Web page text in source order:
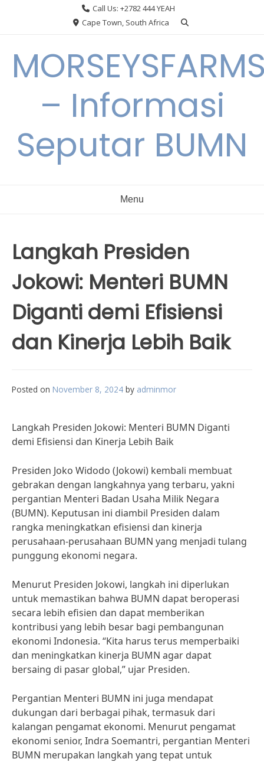
Call Us: +2782 444 YEAH
Cape Town, South Africa
– Informasi
Seputar BUMN
Menu
Langkah Presiden
Jokowi: Menteri BUMN
Diganti demi Efisiensi
dan Kinerja Lebih Baik
Posted on November 8, 2024 by adminmor
Langkah Presiden Jokowi: Menteri BUMN Diganti
demi Efisiensi dan Kinerja Lebih Baik
Presiden Joko Widodo (Jokowi) kembali membuat
gebrakan dengan langkahnya yang terbaru, yakni
pergantian Menteri Badan Usaha Milik Negara
(BUMN). Keputusan ini diambil Presiden dalam
rangka meningkatkan efisiensi dan kinerja
perusahaan-perusahaan BUMN yang menjadi tulang
punggung ekonomi negara.
Menurut Presiden Jokowi, langkah ini diperlukan
untuk memastikan bahwa BUMN dapat beroperasi
secara lebih efisien dan dapat memberikan
kontribusi yang lebih besar bagi pembangunan
ekonomi Indonesia. “Kita harus terus memperbaiki
dan meningkatkan kinerja BUMN agar dapat
bersaing di pasar global,” ujar Presiden.
Pergantian Menteri BUMN ini juga mendapat
dukungan dari berbagai pihak, termasuk dari
kalangan pengamat ekonomi. Menurut pengamat
ekonomi senior, Indra Soemantri, pergantian Menteri
BUMN merupakan langkah yang tepat untuk